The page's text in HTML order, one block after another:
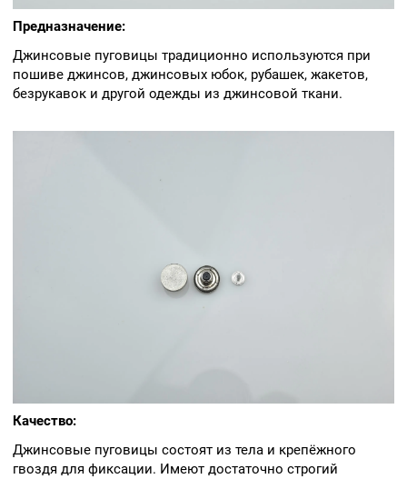
Предназначение:
Джинсовые пуговицы традиционно используются при
пошиве джинсов, джинсовых юбок, рубашек, жакетов,
безрукавок и другой одежды из джинсовой ткани.
Качество:
Джинсовые пуговицы состоят из тела и крепёжного
гвоздя для фиксации. Имеют достаточно строгий